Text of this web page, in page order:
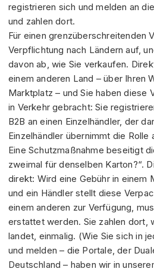
registrieren sich und melden an
und zahlen dort.
Für einen grenzüberschreitenden
Verpflichtung nach Ländern auf,
davon ab, wie Sie verkaufen.
einem anderen Land – über Ihren
Marktplatz – und Sie haben diese
in Verkehr gebracht: Sie
B2B an einen Einzelhändler, der
Einzelhändler übernimmt die Rolle
Eine Schutzmaßnahme beseitigt
zweimal für denselben Karton?“.
direkt: Wird eine Gebühr in einem
und ein Händler stellt diese
einem anderen zur Verfügung,
erstattet werden. Sie zahlen dort,
landet, einmalig. (Wie Sie sich in
und melden – die Portale, der
Deutschland – haben wir in